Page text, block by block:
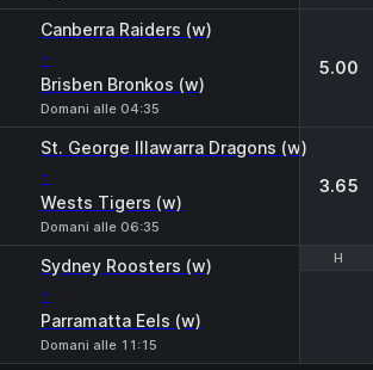
Canberra Raiders (w)
-
Brisben Bronkos (w)
Domani alle 04:35
5.00
St. George Illawarra Dragons (w)
-
Wests Tigers (w)
Domani alle 06:35
3.65
H
Sydney Roosters (w)
-
Parramatta Eels (w)
Domani alle 11:15
H